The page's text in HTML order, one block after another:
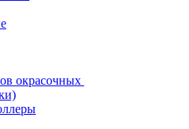
окрасочных